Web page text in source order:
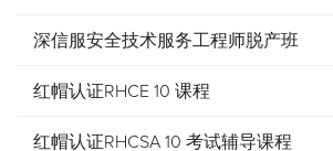
深信服安全技术服务工程师脱产班
红帽认证RHCE 10 课程
红帽认证RHCSA 10 考试辅导课程